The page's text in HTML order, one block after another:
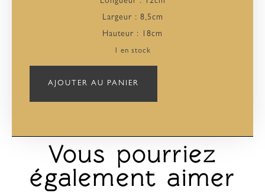
Largeur : 8,5cm
Hauteur : 18cm
1 en stock
AJOUTER AU PANIER
Vous pourriez
également aimer